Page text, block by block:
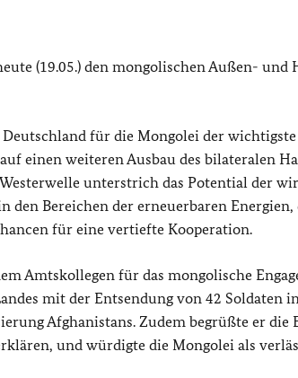
(19.05.) den mongolischen Außen- und
für die Mongolei der
einen weiteren Ausbau des bilateralen
unterstrich das Potential der
den Bereichen der erneuerbaren
für eine vertiefte Kooperation.
Amtskollegen für das mongolische
mit der Entsendung von 42 Soldaten
Afghanistans. Zudem begrüßte er die
und würdigte die Mongolei als